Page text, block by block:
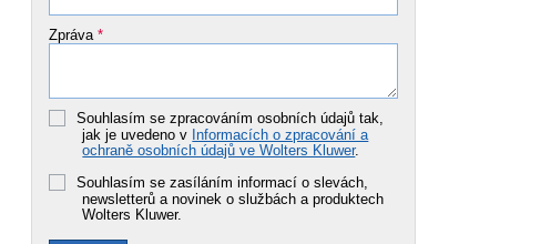
Zpráva*
Souhlasím se zpracováním osobních údajů tak,
jak je uvedeno v Informacích o zpracování a
ochraně osobních údajů ve Wolters Kluwer.
Souhlasím se zasíláním informací o slevách,
newsletterů a novinek o službách a produktech
Wolters Kluwer.